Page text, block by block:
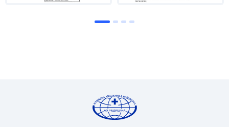
по вопросам диагностики в онкологии и